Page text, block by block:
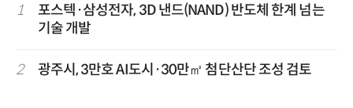
1
포스텍·삼성전자, 3D 낸드(NAND) 반도체 한계 넘는
기술 개발
2 광주시, 3만호 AI도시·30만㎡ 첨단산단 조성 검토